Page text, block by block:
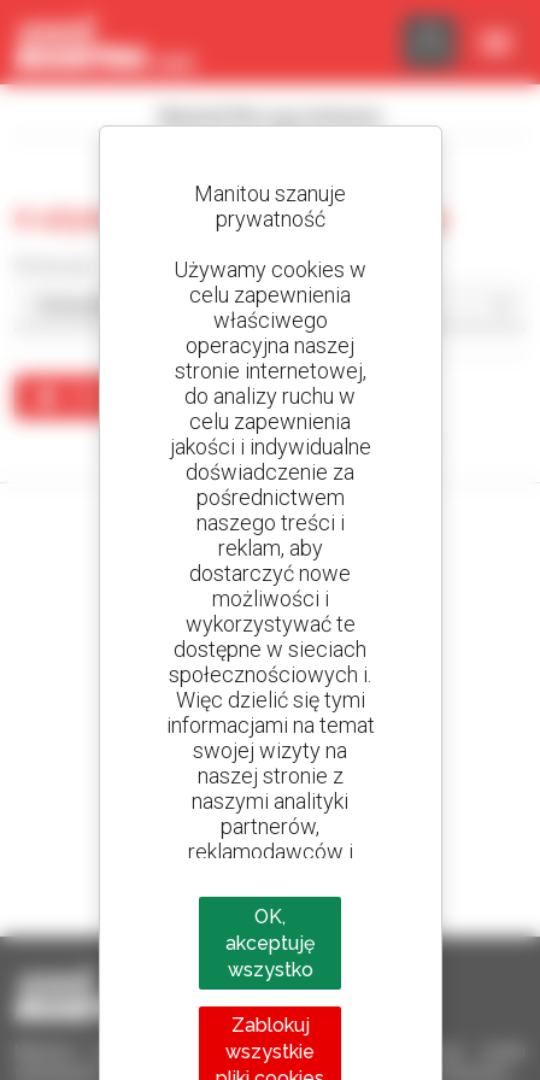
0 używana wózek podwieszany
Żaden wynik nie odpowiada wyszukiwaniu.
Utwórz swoje alerty
i otrzymuj ogłoszenia o sprzęcie używanym
800 dealerów
Manitou na całym świecie
Manitou Używane – Używany sprzęt przeładunkowy: wózki
teleskopowe, wózki masztowe, samojezdne podnośniki koszowe
Panel zarządzania plikami cookies
Manitou szanuje
prywatność
Używamy cookies w
celu zapewnienia
właściwego
operacyjna naszej
stronie internetowej,
do analizy ruchu w
celu zapewnienia
jakości i indywidualne
doświadczenie za
pośrednictwem
naszego treści i
reklam, aby
dostarczyć nowe
możliwości i
wykorzystywać te
dostępne w sieciach
społecznościowych i.
Więc dzielić się tymi
informacjami na temat
swojej wizyty na
naszej stronie z
naszymi analityki
partnerów,
reklamodawców i
OK,
akceptuję
wszystko
Zablokuj
wszystkie